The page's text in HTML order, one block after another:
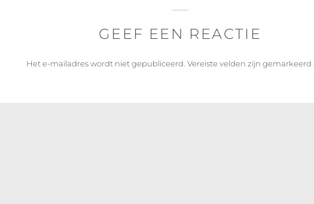
GEEF EEN REACTIE
Het e-mailadres wordt niet gepubliceerd. Vereiste velden zijn